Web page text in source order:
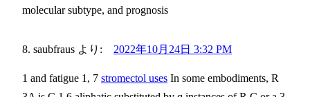
molecular subtype, and prognosis
saubfraus より: 2022年10月24日 3:32 PM
1 and fatigue 1, 7 stromectol uses In some embodiments, R